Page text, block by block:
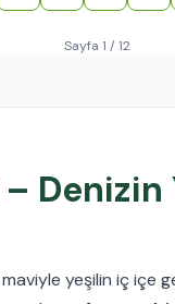
Sayfa 1 / 12
Denizin
maviyle yeşilin iç